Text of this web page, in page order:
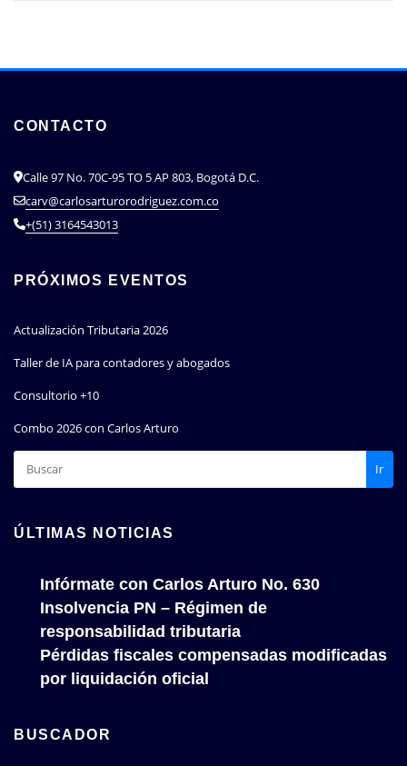
CONTACTO
Calle 97 No. 70C-95 TO 5 AP 803, Bogotá D.C.
carv@carlosarturorodriguez.com.co
+(51) 3164543013
PRÓXIMOS EVENTOS
Actualización Tributaria 2026
Taller de IA para contadores y abogados
Consultorio +10
Combo 2026 con Carlos Arturo
Ir
ÚLTIMAS NOTICIAS
Infórmate con Carlos Arturo No. 630
Insolvencia PN – Régimen de
responsabilidad tributaria
Pérdidas fiscales compensadas modificadas
por liquidación oficial
BUSCADOR